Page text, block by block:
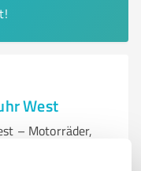
West
– Motorräder,